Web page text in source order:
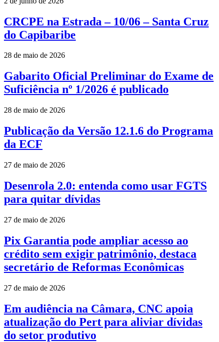
CRCPE na Estrada – 10/06 – Santa Cruz
do Capibaribe
28 de maio de 2026
Gabarito Oficial Preliminar do Exame de
Suficiência nº 1/2026 é publicado
28 de maio de 2026
Publicação da Versão 12.1.6 do Programa
da ECF
27 de maio de 2026
Desenrola 2.0: entenda como usar FGTS
para quitar dívidas
27 de maio de 2026
Pix Garantia pode ampliar acesso ao
crédito sem exigir patrimônio, destaca
secretário de Reformas Econômicas
27 de maio de 2026
Em audiência na Câmara, CNC apoia
atualização do Pert para aliviar dívidas
do setor produtivo